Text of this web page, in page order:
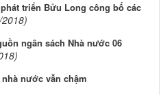
triển Bửu Long công bố các
ngân sách Nhà nước 06
nước vẫn chậm